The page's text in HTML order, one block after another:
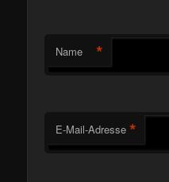
Name *
E-Mail-Adresse *